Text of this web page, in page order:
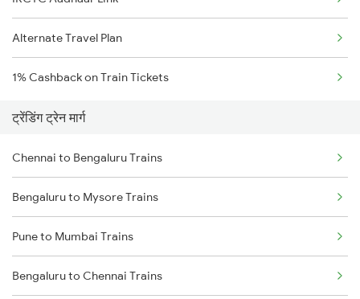
Alternate Travel Plan
1% Cashback on Train Tickets
ट्रेंडिंग ट्रेन मार्ग
Chennai to Bengaluru Trains
Bengaluru to Mysore Trains
Pune to Mumbai Trains
Bengaluru to Chennai Trains